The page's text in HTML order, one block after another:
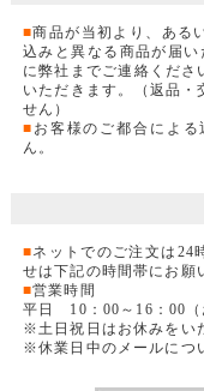
■商品が当初より、ある
込みと異なる商品が届
に弊社までご連絡くださ
いただきます。（返品・
せん）
■ お客様のご都合によ
ん。
■ネットでのご注文は24
せは下記の時間帯にお願
■営業時間
平日 10：00～16：00（
※土日祝日はお休みをい
※休業日中のメールにつ